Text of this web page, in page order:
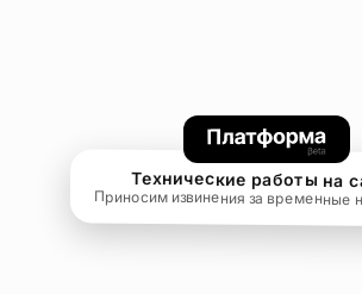
Технические работы на
Приносим извинения за временные